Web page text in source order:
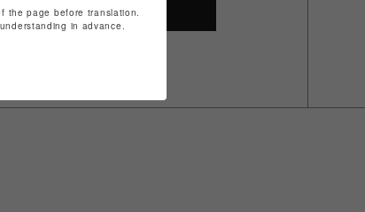
SHOP TOP
the page before translation.
in advance.